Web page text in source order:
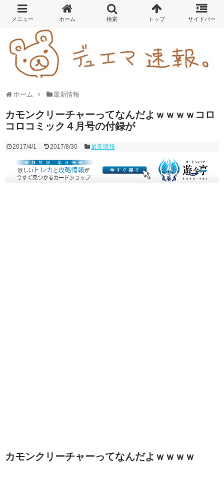
ホーム 最新情報
カモンクリーチャーってなんだよｗｗｗｗコロ
コロコミック４月号の付録が
2017/4/1 2017/8/30 最新情報
カモンクリーチャーってなんだよｗｗｗｗ